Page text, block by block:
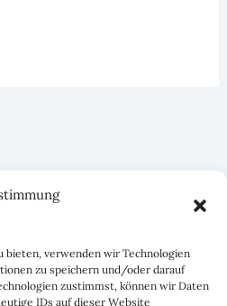
bieten, verwenden wir Technologien
zu speichern und/oder darauf
zustimmst, können wir Daten
IDs auf dieser Website